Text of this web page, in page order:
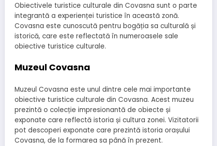
Obiectivele turistice culturale din Covasna sunt o parte
integrantă a experienței turistice în această zonă.
Covasna este cunoscută pentru bogăția sa culturală și
istorică, care este reflectată în numeroasele sale
obiective turistice culturale.
Muzeul Covasna
Muzeul Covasna este unul dintre cele mai importante
obiective turistice culturale din Covasna. Acest muzeu
prezintă o colecție impresionantă de obiecte și
exponate care reflectă istoria și cultura zonei. Vizitatorii
pot descoperi exponate care prezintă istoria orașului
Covasna, de la formarea sa până în prezent.